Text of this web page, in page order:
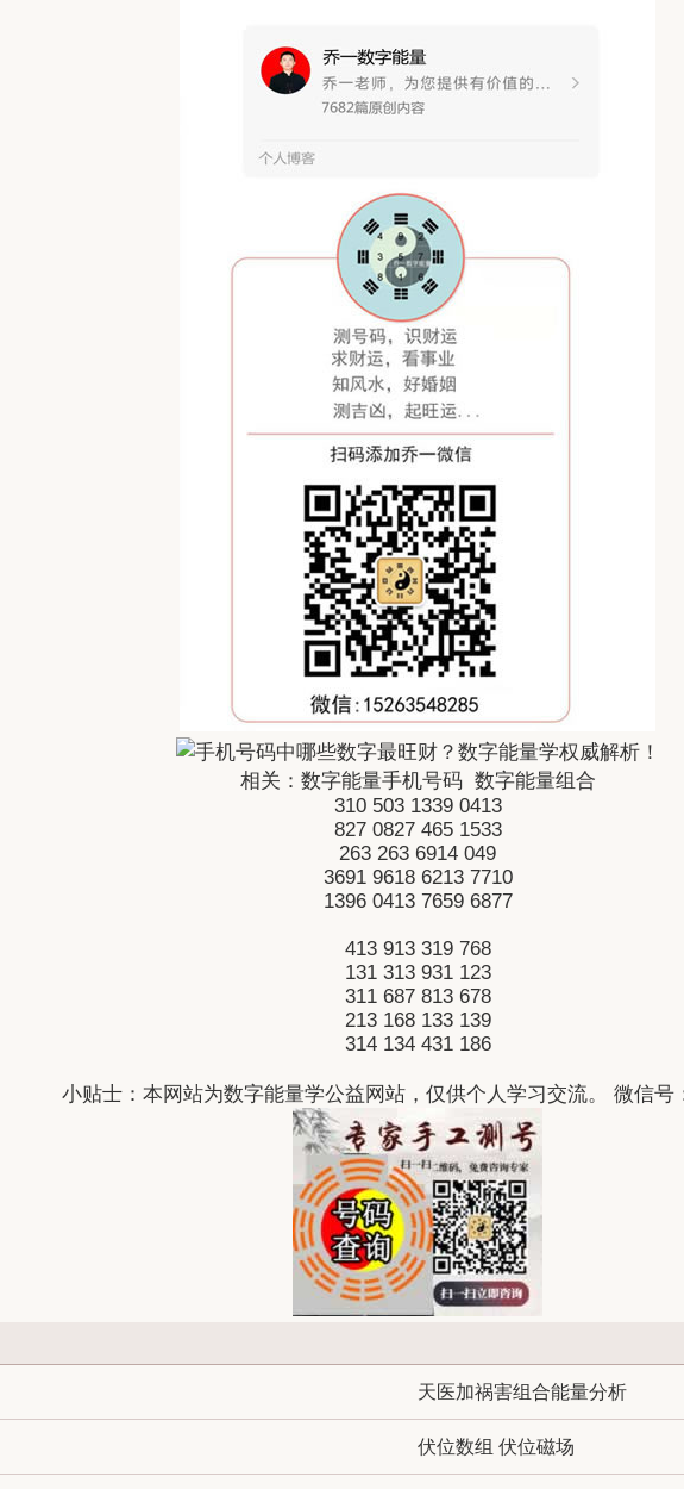
相关： 数字能量手机号码 数字能量组合
310 503 1339 0413
827 0827 465 1533
263 263 6914 049
3691 9618 6213 7710
1396 0413 7659 6877
413 913 319 768
131 313 931 123
311 687 813 678
213 168 133 139
314 134 431 186
小贴士：本网站为数字能量学公益网站，仅供个人学习交流。 微信号
天医加祸害组合能量分析
伏位数组 伏位磁场